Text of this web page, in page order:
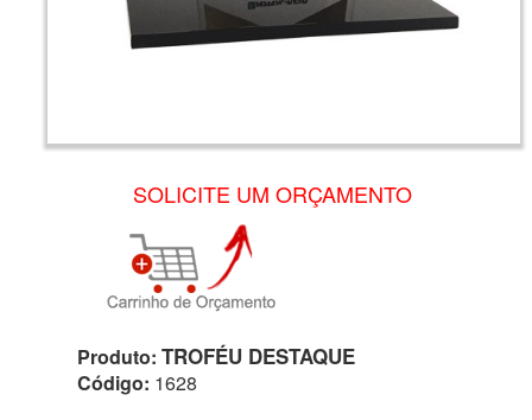
SOLICITE UM ORÇAMENTO
Produto: TROFÉU DESTAQUE
Código: 1628